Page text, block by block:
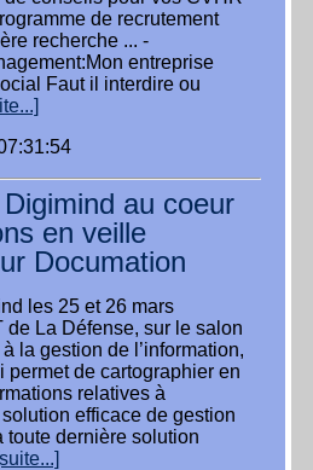
de recrutement
recherche ... -
entreprise
Faut il interdire ou
au coeur
en veille
Documation
les 25 et 26 mars
de La Défense, sur le salon
la gestion de l’information,
permet de cartographier en
relatives à
solution efficace de gestion
toute dernière solution